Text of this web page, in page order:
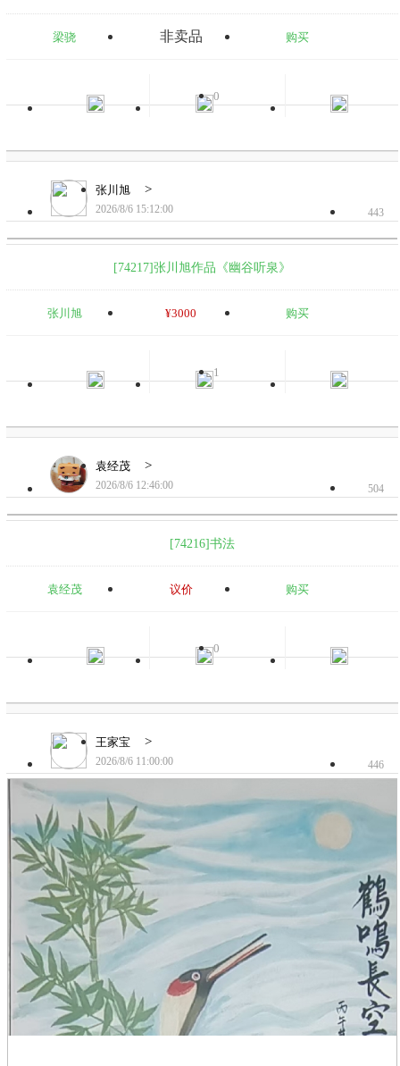
梁骁 非卖品 购买
0
张川旭 >
2026/8/6 15:12:00 443
[74217]张川旭作品《幽谷听泉》
张川旭 ¥3000 购买
1
袁经茂 >
2026/8/6 12:46:00 504
[74216]书法
袁经茂 议价 购买
0
王家宝 >
2026/8/6 11:00:00 446